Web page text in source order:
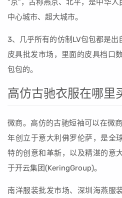
“京”，古称燕京、北平，是中华
中心城市、超大城市。
3、几乎所有的仿制LV包包都是
皮具批发市场，里面的皮具档口
包包的。
高仿古驰衣服在哪里
微商。高仿的古驰短袖可以在微
年创立于意大利佛罗伦萨，是全
特的创意和革新，以及精湛的意
于开云集团(KeringGroup)。
南洋服装批发市场、深圳海燕服